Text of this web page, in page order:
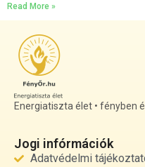
Read More »
Energiatiszta élet • fényben
Jogi infórmációk
Adatvédelmi